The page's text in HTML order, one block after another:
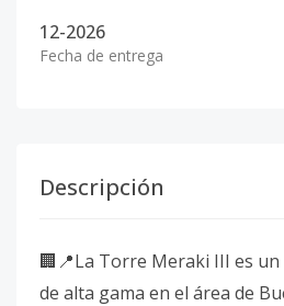
12-2026
Fecha de entrega
Descripción
🏢📍La Torre Meraki III es
de alta gama en el área de